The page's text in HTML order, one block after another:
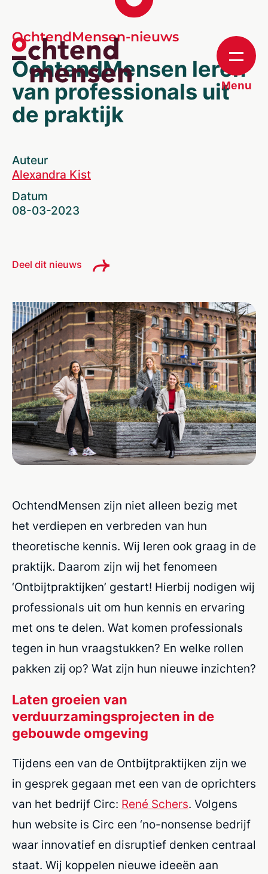
Menu
OchtendMensen-nieuws
OchtendMensen leren
van professionals uit
de praktijk
Auteur
Alexandra Kist
Datum
08-03-2023
Deel dit nieuws
OchtendMensen zijn niet alleen bezig met
het verdiepen en verbreden van hun
theoretische kennis. Wij leren ook graag in de
praktijk. Daarom zijn wij het fenomeen
‘Ontbijtpraktijken’ gestart! Hierbij nodigen wij
professionals uit om hun kennis en ervaring
met ons te delen. Wat komen professionals
tegen in hun vraagstukken? En welke rollen
pakken zij op? Wat zijn hun nieuwe inzichten?
Laten groeien van
verduurzamingsprojecten in de
gebouwde omgeving
Tijdens een van de Ontbijtpraktijken zijn we
in gesprek gegaan met een van de oprichters
van het bedrijf Circ: René Schers. Volgens
hun website is Circ een ‘no-nonsense bedrijf
waar innovatief en disruptief denken centraal
staat. Wij koppelen nieuwe ideeën aan